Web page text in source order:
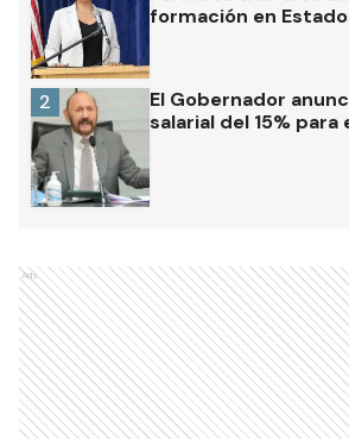
formación en
El Gobernador
salarial del 15%
2
Ads